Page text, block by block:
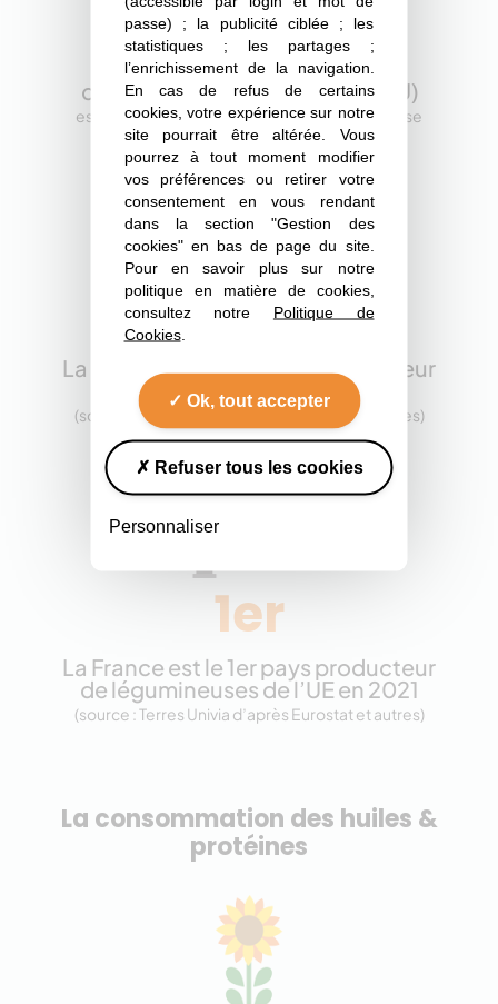
passe) ; la publicité ciblée ; les
statistiques ; les partages ;
l’enrichissement de la navigation.
En cas de refus de certains
cookies, votre expérience sur notre
site pourrait être altérée. Vous
pourrez à tout moment modifier
vos préférences ou retirer votre
consentement en vous rendant
dans la section "Gestion des
cookies" en bas de page du site.
Pour en savoir plus sur notre
politique en matière de cookies,
consultez notre Politique de
Cookies.
Ok, tout accepter
Refuser tous les cookies
Personnaliser
8,2 %
de la surface agricole utile (SAU)
est couverte par une culture oléoprotéagineuse
1er
La France est le 1er pays producteur
d’oléagineux de l’UE en 2021
(source : Terres Univia d’après Eurostat et autres)
1er
La France est le 1er pays producteur
de légumineuses de l’UE en 2021
(source : Terres Univia d’après Eurostat et autres)
La consommation des huiles &
protéines